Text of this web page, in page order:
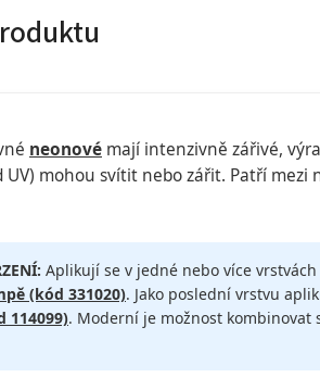
neonové mají intenzivně zářivé,
mohou svítit nebo zářit. Patří mezi
Aplikují se v jedné nebo více
(kód 331020). Jako poslední vrstvu
114099). Moderní je možnost kombinovat